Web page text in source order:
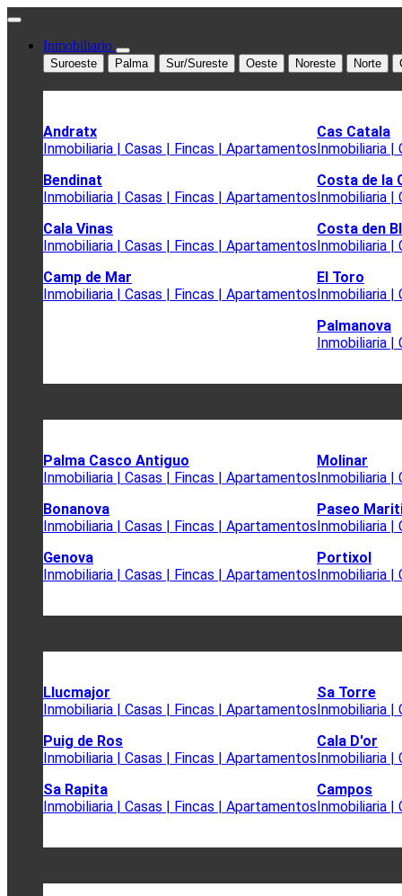
Inmobiliario
Suroeste Palma Sur/Sureste Oeste Noreste Norte
Andratx
Inmobiliaria | Casas | Fincas | Apartamentos
Bendinat
Inmobiliaria | Casas | Fincas | Apartamentos
Cala Vinas
Inmobiliaria | Casas | Fincas | Apartamentos
Camp de Mar
Inmobiliaria | Casas | Fincas | Apartamentos
Cas Catala
Inmobiliaria |
Costa de la
Inmobiliaria |
Costa den
Inmobiliaria |
El Toro
Inmobiliaria |
Palmanova
Inmobiliaria |
Palma Casco Antiguo
Inmobiliaria | Casas | Fincas | Apartamentos
Bonanova
Inmobiliaria | Casas | Fincas | Apartamentos
Genova
Inmobiliaria | Casas | Fincas | Apartamentos
Molinar
Inmobiliaria |
Paseo
Inmobiliaria |
Portixol
Inmobiliaria |
Llucmajor
Inmobiliaria | Casas | Fincas | Apartamentos
Puig de Ros
Inmobiliaria | Casas | Fincas | Apartamentos
Sa Rapita
Inmobiliaria | Casas | Fincas | Apartamentos
Sa Torre
Inmobiliaria |
Cala D'or
Inmobiliaria |
Campos
Inmobiliaria |